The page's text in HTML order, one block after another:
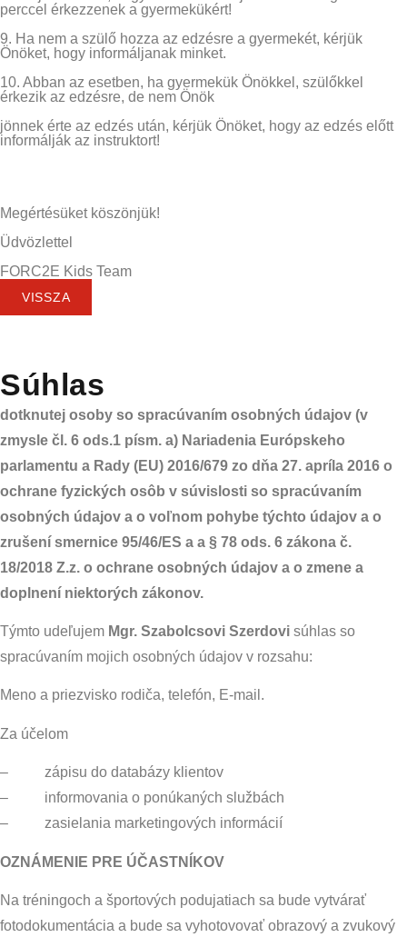
perccel érkezzenek a gyermekükért!
9. Ha nem a szülő hozza az edzésre a gyermekét, kérjük
Önöket, hogy informáljanak minket.
10. Abban az esetben, ha gyermekük Önökkel, szülőkkel
érkezik az edzésre, de nem Önök
jönnek érte az edzés után, kérjük Önöket, hogy az edzés előtt
informálják az instruktort!
Megértésüket köszönjük!
Üdvözlettel
FORC2E Kids Team
VISSZA
Súhlas
dotknutej osoby so spracúvaním osobných údajov (v
zmysle čl. 6 ods.1 písm. a) Nariadenia Európskeho
parlamentu a Rady (EU) 2016/679 zo dňa 27. apríla 2016 o
ochrane fyzických osôb v súvislosti so spracúvaním
osobných údajov a o voľnom pohybe týchto údajov a o
zrušení smernice 95/46/ES a a § 78 ods. 6 zákona č.
18/2018 Z.z. o ochrane osobných údajov a o zmene a
doplnení niektorých zákonov.
Týmto udeľujem Mgr. Szabolcsovi Szerdovi súhlas so
spracúvaním mojich osobných údajov v rozsahu:
Meno a priezvisko rodiča, telefón, E-mail.
Za účelom
– zápisu do databázy klientov
– informovania o ponúkaných službách
– zasielania marketingových informácií
OZNÁMENIE PRE ÚČASTNÍKOV
Na tréningoch a športových podujatiach sa bude vytvárať
fotodokumentácia a bude sa vyhotovovať obrazový a zvukový